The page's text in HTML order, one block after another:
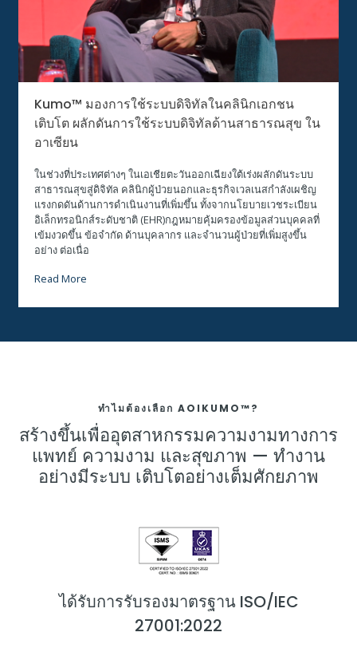
Kumo™ มองการใช้ระบบดิจิทัลในคลินิกเอกชน
เติบโต ผลักดันการใช้ระบบดิจิทัลด้านสาธารณสุข ใน
อาเซียน
ในช่วงที่ประเทศต่างๆ ในเอเชียตะวันออกเฉียงใต้เร่งผลักดันระบบ
สาธารณสุขสู่ดิจิทัล คลินิกผู้ป่วยนอกและธุรกิจเวลเนสกำลังเผชิญ
แรงกดดันด้านการดำเนินงานที่เพิ่มขึ้น ทั้งจากนโยบายเวชระเบียน
อิเล็กทรอนิกส์ระดับชาติ (EHR)กฎหมายคุ้มครองข้อมูลส่วนบุคคลที่
เข้มงวดขึ้น ข้อจำกัด ด้านบุคลากร และจำนวนผู้ป่วยที่เพิ่มสูงขึ้น
อย่าง ต่อเนื่อ
Read More
ทำไมต้องเลือก AOIKUMO™?
สร้างขึ้นเพื่ออุตสาหกรรมความงามทางการ
แพทย์ ความงาม และสุขภาพ — ทำงาน
อย่างมีระบบ เติบโตอย่างเต็มศักยภาพ
ได้รับการรับรองมาตรฐาน ISO/IEC
27001:2022